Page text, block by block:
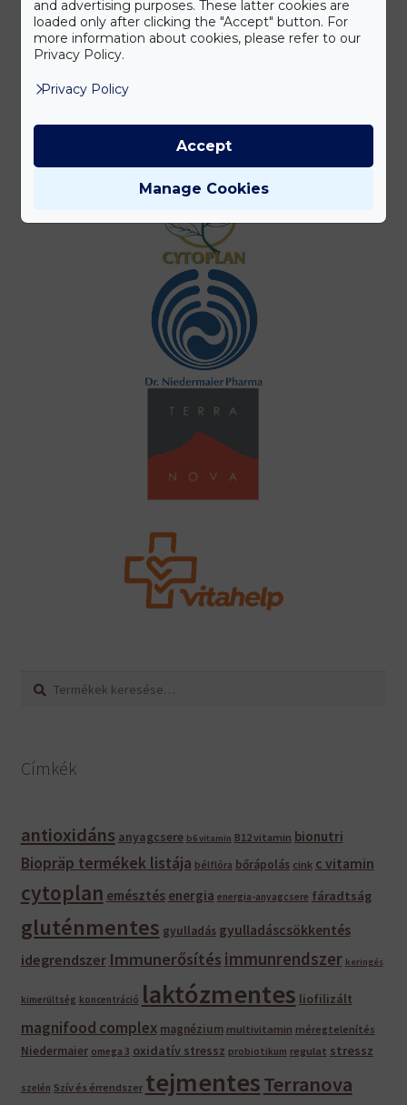
Keresés
Keresés
Címkék
antioxidáns anyagcsere b6 vitamin B12 vitamin bionutri
Biopräp termékek listája bélflóra bőrápolás cink c vitamin
cytoplan emésztés energia energia-anyagcsere fáradtság
gluténmentes gyulladás gyulladáscsökkentés
idegrendszer Immunerősítés immunrendszer keringés
kimerültség koncentráció laktózmentes liofilizált
magnifood complex magnézium multivitamin méregtelenítés
Niedermaier omega 3 oxidatív stressz probiotikum regulat stressz
szelén Szív és érrendszer tejmentesTerranova
and advertising purposes. These latter cookies are
loaded only after clicking the "Accept" button. For
more information about cookies, please refer to our
Privacy Policy.
Privacy Policy
Manage Cookies
Accept